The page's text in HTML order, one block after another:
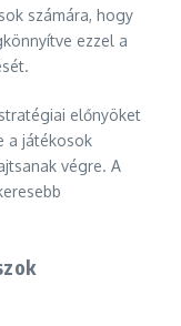
számára, hogy
ezzel a
előnyöket
a játékosok
végre. A